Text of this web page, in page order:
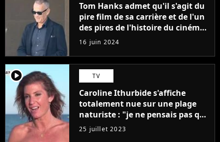
Tom Hanks admet qu'il s'agit du
pire film de sa carrière et de l'un
des pires de l'histoire du cinéma :
"L'un des films les plus
médiocres jamais réalisés"
16 juin 2024
player2 TV
Caroline Ithurbide s'affiche
totalement nue sur une plage
naturiste : "je ne pensais pas que
j'arriverais à le faire..."
25 juillet 2023